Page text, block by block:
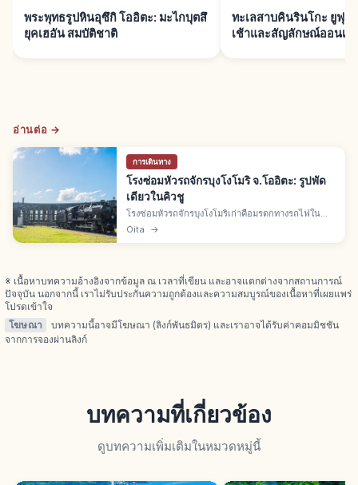
พระพุทธรูปหินอุซึกิ โออิตะ: มะไกบุตสึ
ยุคเฮอัน สมบัติชาติ
ทะเลสาบคินรินโกะ ยูฟุอิ
เช้าและสัญลักษณ์ออนเซ็
อ่านต่อ →
การเดินทาง
โรงซ่อมหัวรถจักรบุงโงโมริ จ.โออิตะ: รูปพัด
เดียวในคิวชู
โรงซ่อมหัวรถจักรบุงโงโมริเก่าคือมรดกทางรถไฟใน
เมืองคุสุ จ.โออิตะ สร้างปี 1934 (โชวะ 9) เพื่อเปิดเส้น
Oita →
※ เนื้อหาบทความอ้างอิงจากข้อมูล ณ เวลาที่เขียน และอาจแตกต่างจากสถานการณ์
ปัจจุบัน นอกจากนี้ เราไม่รับประกันความถูกต้องและความสมบูรณ์ของเนื้อหาที่เผยแพร่
โปรดเข้าใจ
โฆษณา
บทความนี้อาจมีโฆษณา (ลิงก์พันธมิตร) และเราอาจได้รับค่าคอมมิชชัน
จากการจองผ่านลิงก์
บทความที่เกี่ยวข้อง
ดูบทความเพิ่มเติมในหมวดหมู่นี้